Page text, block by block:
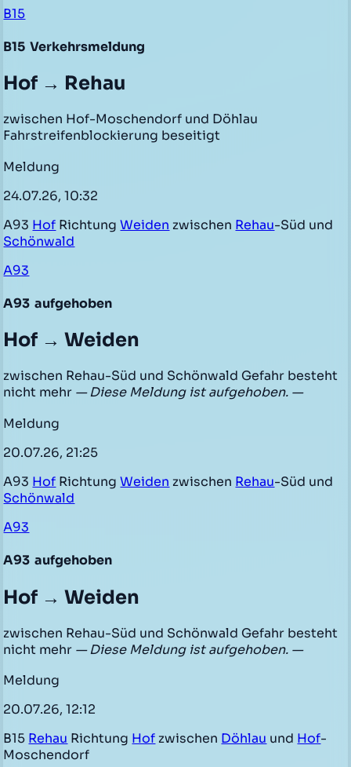
B15
B15 Verkehrsmeldung
Hof → Rehau
zwischen Hof-Moschendorf und Döhlau
Fahrstreifenblockierung beseitigt
Meldung
24.07.26, 10:32
A93 Hof RichtungWeiden zwischen Rehau-Süd und
Schönwald
A93
A93 aufgehoben
Hof → Weiden
zwischen Rehau-Süd und Schönwald Gefahr besteht
nicht mehr — Diese Meldung ist aufgehoben. —
Meldung
20.07.26, 21:25
A93 Hof RichtungWeiden zwischen Rehau-Süd und
Schönwald
A93
A93 aufgehoben
Hof → Weiden
zwischen Rehau-Süd und Schönwald Gefahr besteht
nicht mehr — Diese Meldung ist aufgehoben. —
Meldung
20.07.26, 12:12
B15 Rehau Richtung Hof zwischen Döhlau und Hof-
Moschendorf